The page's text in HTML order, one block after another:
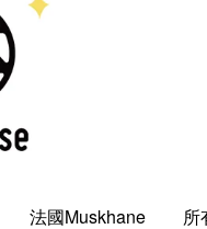
法國Muskhane 所